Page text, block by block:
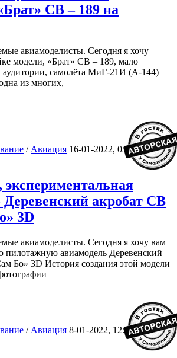
СВ – 189 на
авиамоделисты. Сегодня я хочу
модели, «Брат» СВ – 189, мало
аудитории, самолёта МиГ-21И (А-144)
из многих,
/ Авиация 16-01-2022, 03:58 4
Деревенский акробат СВ
3D
авиамоделисты. Сегодня я хочу вам
пилотажную авиамодель Деревенский
Бо» 3D История создания этой модели
/ Авиация 8-01-2022, 12:20 7